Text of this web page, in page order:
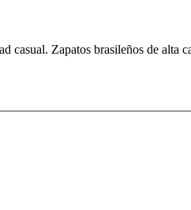
casual. Zapatos brasileños de alta